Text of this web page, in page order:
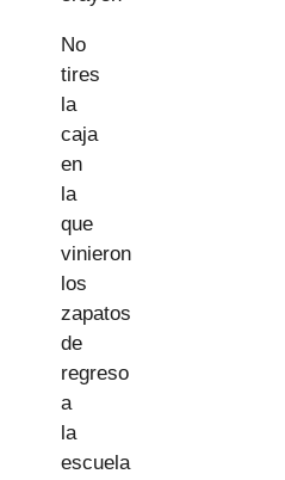
No
tires
la
caja
en
la
que
vinieron
los
zapatos
de
regreso
a
la
escuela